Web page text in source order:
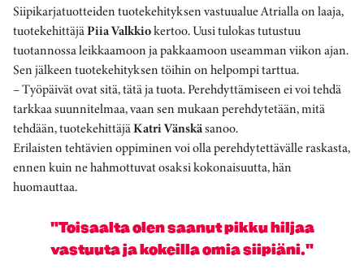
Siipikarjatuotteiden tuotekehityksen vastuualue Atrialla on laaja,
tuotekehittäjäPiia Valkkiokertoo. Uusi tulokas tutustuu
tuotannossa leikkaamoon ja pakkaamoon useamman viikon ajan.
Sen jälkeen tuotekehityksen töihin on helpompi tarttua.
– Työpäivät ovat sitä, tätä ja tuota. Perehdyttämiseen ei voi tehdä
tarkkaa suunnitelmaa, vaan sen mukaan perehdytetään, mitä
tehdään, tuotekehittäjäKatri Vänskäsanoo.
Erilaisten tehtävien oppiminen voi olla perehdytettävälle raskasta,
ennen kuin ne hahmottuvat osaksi kokonaisuutta, hän
huomauttaa.
"Toisaalta olen saanut pikku hiljaa
vastuuta ja kokeilla omia siipiäni."